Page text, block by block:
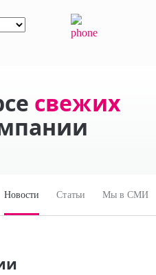
свежих
Новости Статьи Мы в СМИ